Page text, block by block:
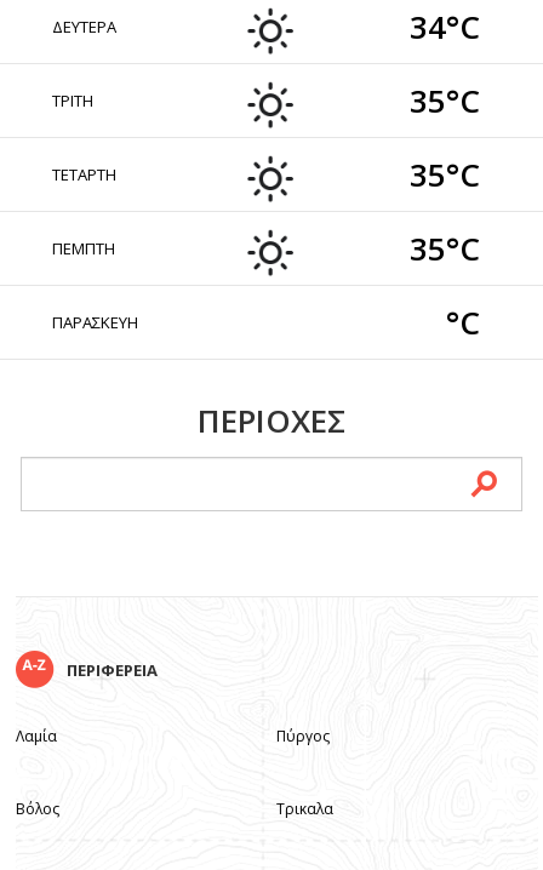
ΔΕΥΤΕΡΑ 34°C
ΤΡΙΤΗ 35°C
ΤΕΤΑΡΤΗ 35°C
ΠΕΜΠΤΗ 35°C
ΠΑΡΑΣΚΕΥΗ °C
ΠΕΡΙΟΧΕΣ
ΠΕΡΙΦΕΡΕΙΑ
Λαμία
Βόλος
Πύργος
Τρικαλα